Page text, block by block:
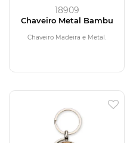
18909
Chaveiro Metal Bambu
Chaveiro Madeira e Metal.